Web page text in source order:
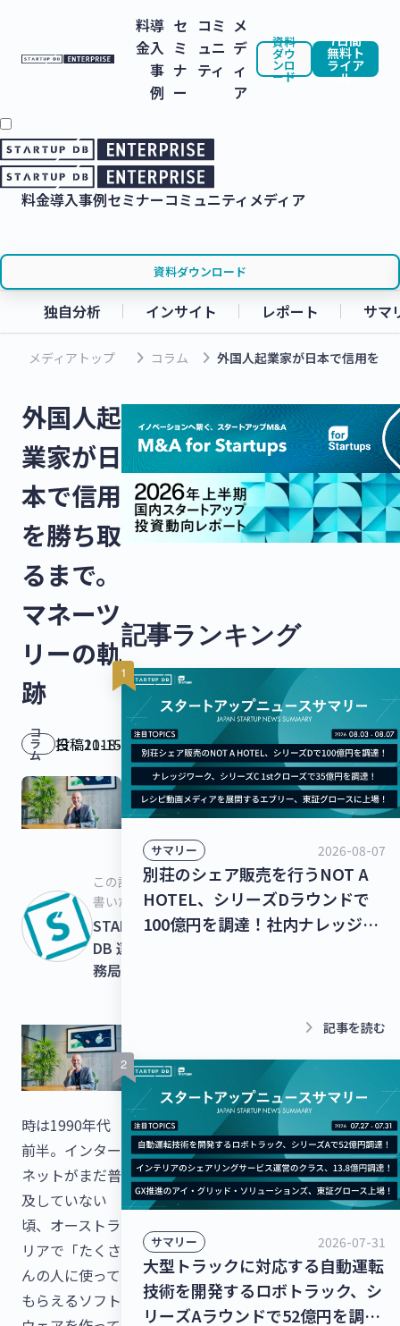
料
金
導
入
事
例
セ
ミ
ナ
ー
コミ
ュニ
ティ
メ
デ
ィ
ア
資料
ダウ
ンロ
ード
7日間
無料ト
ライア
ル
料金導入事例セミナーコミュニティ メディア
資料ダウンロード
独自分析 インサイト レポート サマ
メディアトップ keyboard_arrow_right コラム keyboard_arrow_right 外国人起業家が日本で信用を勝
外国人起
業家が日
本で信用
を勝ち取
るまで。
マネーツ
リーの軌
跡
コ
ラ
ム
投稿日：2018-11-15
この記事を
書いた人
STARTUPS
DB 運営事
務局
時は1990年代
前半。インター
ネットがまだ普
及していない
頃、オーストラ
リアで「たくさ
んの人に使って
もらえるソフト
記事ランキング
サマリー 2026-08-07
別荘のシェア販売を行うNOT A
HOTEL、シリーズDラウンドで
100億円を調達！社内ナレッジの
keyboard_arrow_right 記事を読む
サマリー 2026-07-31
大型トラックに対応する自動運転
技術を開発するロボトラック、シ
リーズAラウンドで52億円を調